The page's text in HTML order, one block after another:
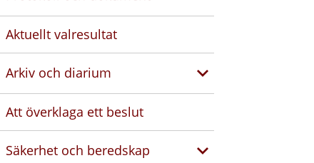
Aktuellt valresultat
Arkiv och diarium
Att överklaga ett beslut
Säkerhet och beredskap